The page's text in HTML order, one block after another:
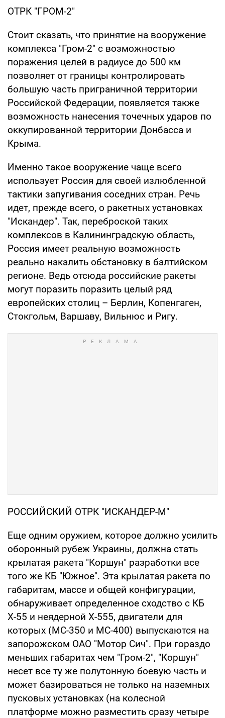
ОТРК "ГРОМ-2"
Стоит сказать, что принятие на вооружение
комплекса "Гром-2" с возможностью
поражения целей в радиусе до 500 км
позволяет от границы контролировать
большую часть приграничной территории
Российской Федерации, появляется также
возможность нанесения точечных ударов по
оккупированной территории Донбасса и
Крыма.
Именно такое вооружение чаще всего
использует Россия для своей излюбленной
тактики запугивания соседних стран. Речь
идет, прежде всего, о ракетных установках
"Искандер". Так, переброской таких
комплексов в Калининградскую область,
Россия имеет реальную возможность
реально накалить обстановку в балтийском
регионе. Ведь отсюда российские ракеты
могут поразить поразить целый ряд
европейских столиц – Берлин, Копенгаген,
Стокгольм, Варшаву, Вильнюс и Ригу.
РОССИЙСКИЙ ОТРК "ИСКАНДЕР-М"
Еще одним оружием, которое должно усилить
оборонный рубеж Украины, должна стать
крылатая ракета "Коршун" разработки все
того же КБ "Южное". Эта крылатая ракета по
габаритам, массе и общей конфигурации,
обнаруживает определенное сходство с КБ
Х-55 и неядерной Х-555, двигатели для
которых (МС-350 и МС-400) выпускаются на
запорожском ОАО "Мотор Сич". При гораздо
меньших габаритах чем "Гром-2", "Коршун"
несет все ту же полутонную боевую часть и
может базироваться не только на наземных
пусковых установках (на колесной
платформе можно разместить сразу четыре